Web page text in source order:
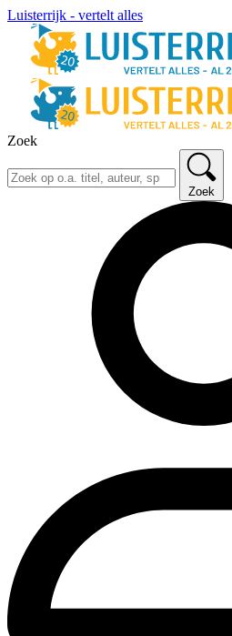
Luisterrijk - vertelt alles
Zoek
Zoek